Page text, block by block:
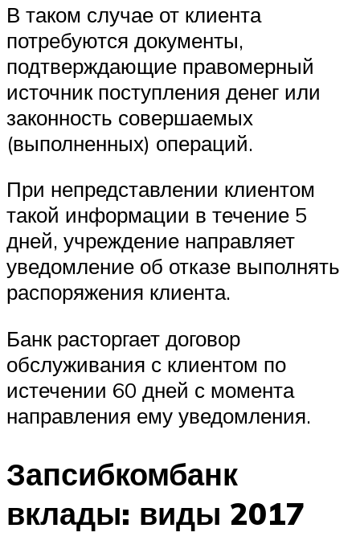
В таком случае от клиента
потребуются документы,
подтверждающие правомерный
источник поступления денег или
законность совершаемых
(выполненных) операций.
При непредставлении клиентом
такой информации в течение 5
дней, учреждение направляет
уведомление об отказе выполнять
распоряжения клиента.
Банк расторгает договор
обслуживания с клиентом по
истечении 60 дней с момента
направления ему уведомления.
Запсибкомбанк
вклады: виды 2017